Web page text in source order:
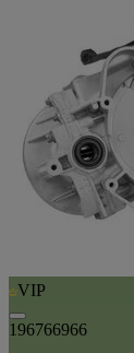
VIP
196766966